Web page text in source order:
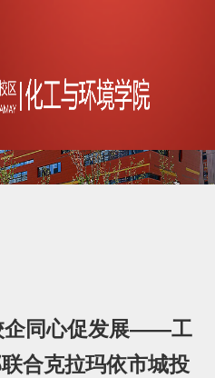
企同心促发展——工
合克拉玛依市城投